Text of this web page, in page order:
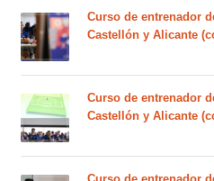
Curso de entrenador
Castellón y Alicante
Curso de entrenador
Castellón y Alicante